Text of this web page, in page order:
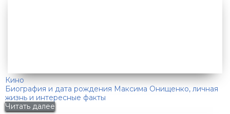
Кино
Биография и дата рождения Максима Онищенко, личная
жизнь и интересные факты
Читать далее